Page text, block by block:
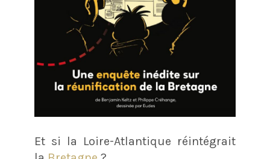
Et si la Loire-Atlantique réintégrait